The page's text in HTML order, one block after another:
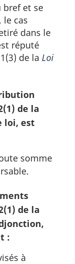
bref et se
cas
dans le
réputé
de la Loi
de la
loi, est
somme
de la
:
à